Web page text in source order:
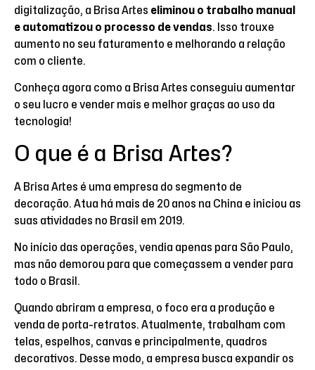
digitalização, a Brisa Artes eliminou o trabalho manual
e automatizou o processo de vendas. Isso trouxe
aumento no seu faturamento e melhorando a relação
com o cliente.
Conheça agora como a Brisa Artes conseguiu aumentar
o seu lucro e vender mais e melhor graças ao uso da
tecnologia!
O que é a Brisa Artes?
A Brisa Artes é uma empresa do segmento de
decoração. Atua há mais de 20 anos na China e iniciou as
suas atividades no Brasil em 2019.
No início das operações, vendia apenas para São Paulo,
mas não demorou para que começassem a vender para
todo o Brasil.
Quando abriram a empresa, o foco era a produção e
venda de porta-retratos. Atualmente, trabalham com
telas, espelhos, canvas e principalmente, quadros
decorativos. Desse modo, a empresa busca expandir os